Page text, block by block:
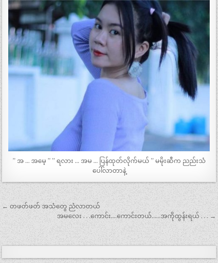
” အ … အမေ့ ” ” ရလား … အမ … ပြန်ထုတ်လိုက်မယ် ” မမိုးဆီက ညည်းသံ
ပေါ်လာတာနဲ့
Post
navigation
← တဖတ်ဖတ် အသံတွေ ညံလာတယ်
အမလေး . . .ကောင်း….ကောင်းတယ်……အကိုထွန်းရယ် . . . →